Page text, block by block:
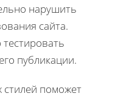
нарушить
сайта.
публикации.
поможет